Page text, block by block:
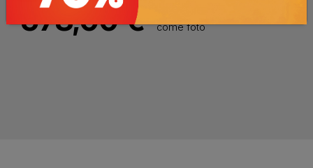
578,00 € come foto